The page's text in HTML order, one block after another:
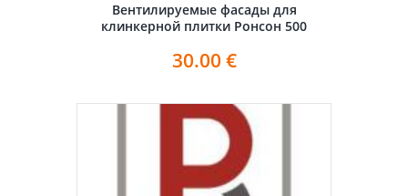
Вентилируемые фасады для
клинкерной плитки Ронсон 500
30.00 €